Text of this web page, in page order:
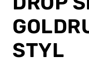
STYL